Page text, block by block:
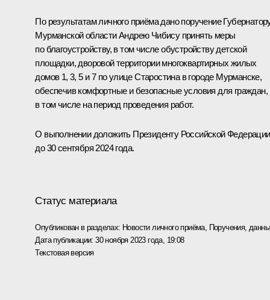
По результатам личного приёма дано поручение
Мурманской области Андрею Чибису принять меры
по благоустройству, в том числе обустройству детской
площадки, дворовой территории многоквартирных жилых
домов 1, 3, 5 и 7 по улице Старостина в городе Мурманске,
обеспечив комфортные и безопасные условия для граждан,
в том числе на период проведения работ.
О выполнении доложить Президенту Российской Федерации
до 30 сентября 2024 года.
Статус материала
Опубликован в разделах: Новости личного приёма, Поручения,
Дата публикации:30 ноября 2023 года, 19:08
Текстовая версия